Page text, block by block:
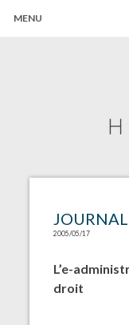
MENU
2005/05/17
L’e-
droit